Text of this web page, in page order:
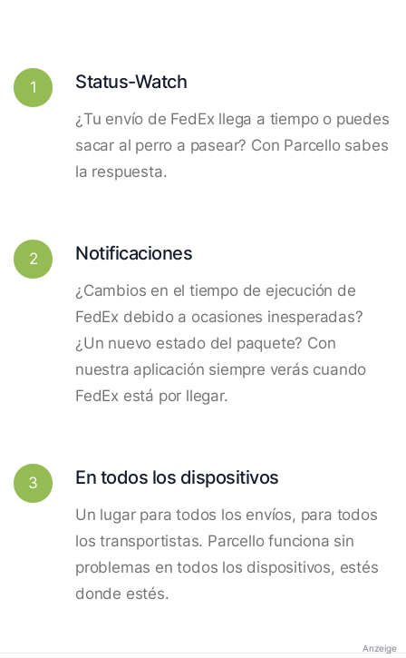
1 Status-Watch
¿Tu envío de FedEx llega a tiempo o puedes
sacar al perro a pasear? Con Parcello sabes
la respuesta.
2 Notificaciones
¿Cambios en el tiempo de ejecución de
FedEx debido a ocasiones inesperadas?
¿Un nuevo estado del paquete? Con
nuestra aplicación siempre verás cuando
FedEx está por llegar.
3 En todos los dispositivos
Un lugar para todos los envíos, para todos
los transportistas. Parcello funciona sin
problemas en todos los dispositivos, estés
donde estés.
Anzeige